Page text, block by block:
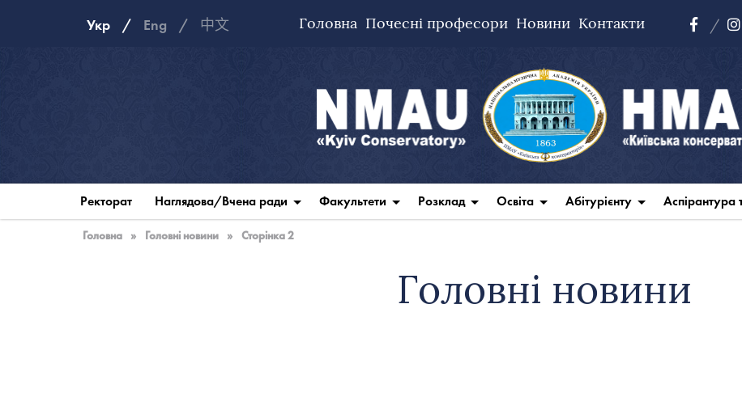
Укр Eng 中文 Головна Почесні професори Новини Контакти
Ректорат Наглядова/Вчена ради Факультети Розклад Освіта Абітурієнту Аспірантура
Головна » Головні новини » Сторінка 2
Головні новини